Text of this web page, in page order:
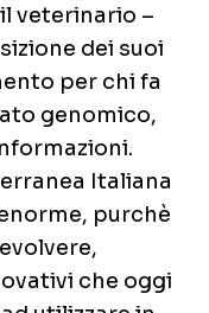
veterinario –
dei suoi
per chi fa
genomico,
Italiana
purchè
che oggi